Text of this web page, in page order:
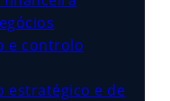
e controlo
estratégico e de